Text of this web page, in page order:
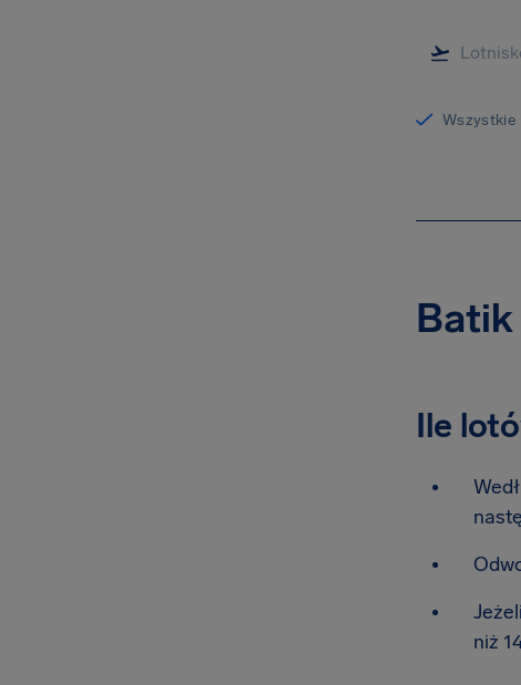
Wszystkie
Batik
Ile
niż